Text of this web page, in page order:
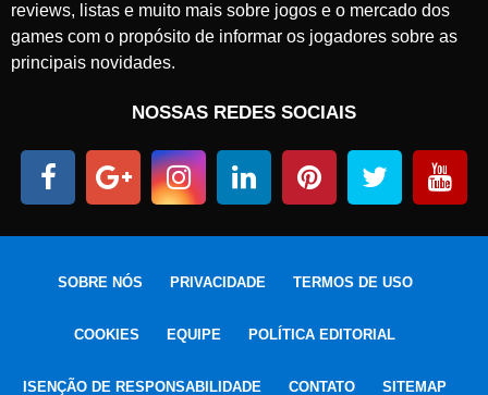
reviews, listas e muito mais sobre jogos e o mercado dos
games com o propósito de informar os jogadores sobre as
principais novidades.
NOSSAS REDES SOCIAIS
SOBRE NÓS PRIVACIDADE TERMOS DE USO
COOKIES EQUIPE POLÍTICA EDITORIAL
ISENÇÃO DE RESPONSABILIDADE CONTATO SITEMAP